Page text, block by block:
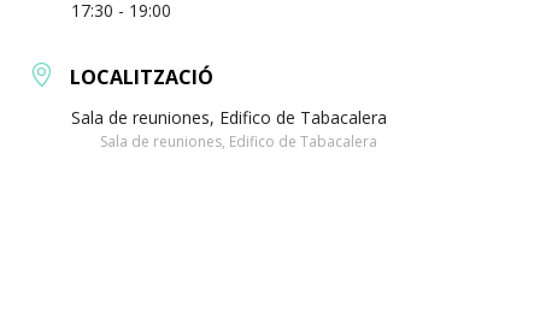
17:30 - 19:00
LOCALITZACIÓ
Sala de reuniones, Edifico de Tabacalera
Sala de reuniones, Edifico de Tabacalera